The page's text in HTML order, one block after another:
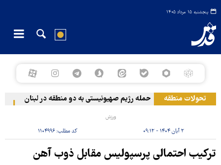
پنجشنبه ۱۵ مرداد ۱۴۰۵
تحولات منطقه حمله رژیم صهیونیستی به دو منطقه در لبنان
ورزش
۲ آبان ۱۴۰۴ - ۰۹:۱۲ کد مطلب: ۱۱۰۴۹۹۶
ترکیب احتمالی پرسپولیس مقابل ذوب آهن